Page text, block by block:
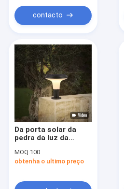
Secador de gelo do vácuo
Heater Fan fixada na parede
contacto
Da porta solar da
pedra da luz da
parede gramado
inferior da jarda do
MOQ:100
obtenha o ultimo preço